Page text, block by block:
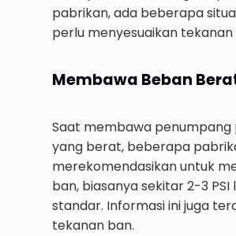
pabrikan, ada beberapa
perlu menyesuaikan tekanan
Membawa Beban
Saat membawa penumpang
yang berat, beberapa
merekomendasikan untuk
ban, biasanya sekitar 2-3
standar. Informasi ini juga
tekanan ban.